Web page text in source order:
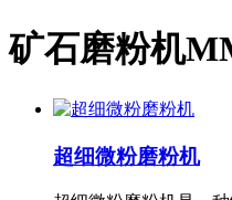
矿石磨粉机
超细微粉磨粉机